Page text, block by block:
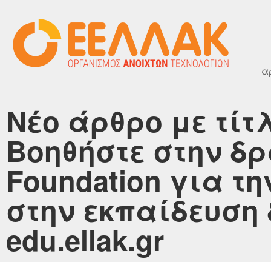
Νέο άρθρο με
Βοηθήστε στην
Foundation για
στην εκπαίδευση
edu.ellak.gr